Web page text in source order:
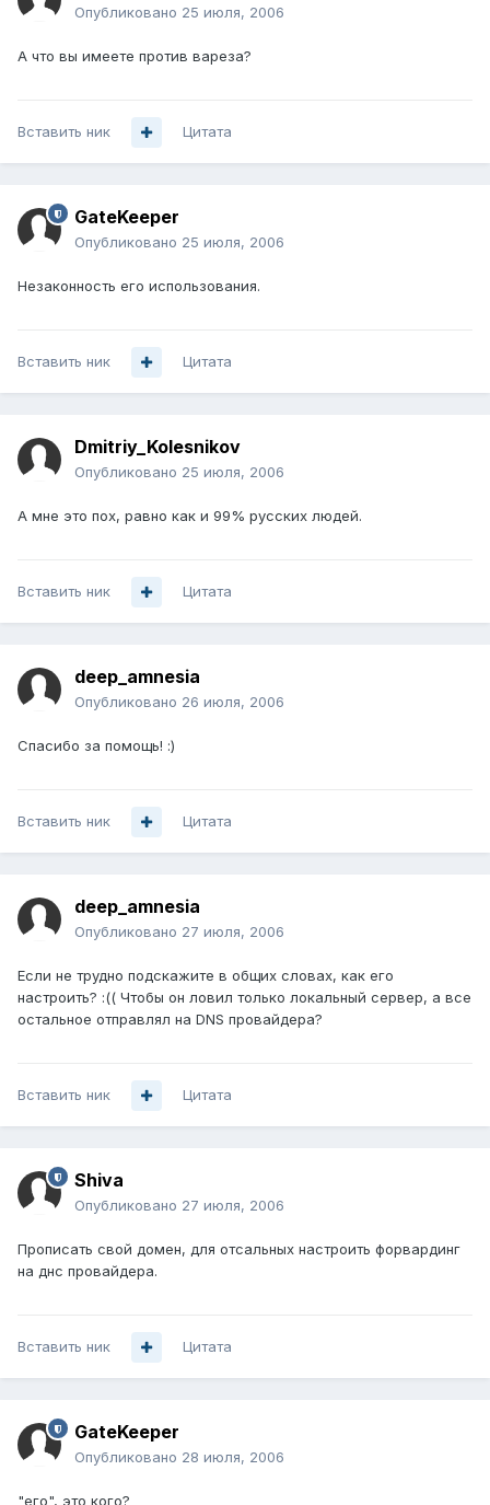
Опубликовано 25 июля, 2006
А что вы имеете против вареза?
Вставить ник Цитата
GateKeeper
Опубликовано 25 июля, 2006
Незаконность его использования.
Вставить ник Цитата
Dmitriy_Kolesnikov
Опубликовано 25 июля, 2006
А мне это пох, равно как и 99% русских людей.
Вставить ник Цитата
deep_amnesia
Опубликовано 26 июля, 2006
Спасибо за помощь! :)
Вставить ник Цитата
deep_amnesia
Опубликовано 27 июля, 2006
Если не трудно подскажите в общих словах, как его
настроить? :(( Чтобы он ловил только локальный сервер, а все
остальное отправлял на DNS провайдера?
Вставить ник Цитата
Shiva
Опубликовано 27 июля, 2006
Прописать свой домен, для отсальных настроить форвардинг
на днс провайдера.
Вставить ник Цитата
GateKeeper
Опубликовано 28 июля, 2006
"его", это кого?